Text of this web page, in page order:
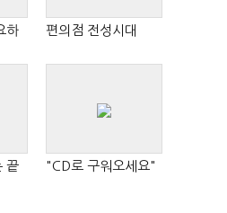
하
편의점 전성시대
끝
"CD로 구워오세요"